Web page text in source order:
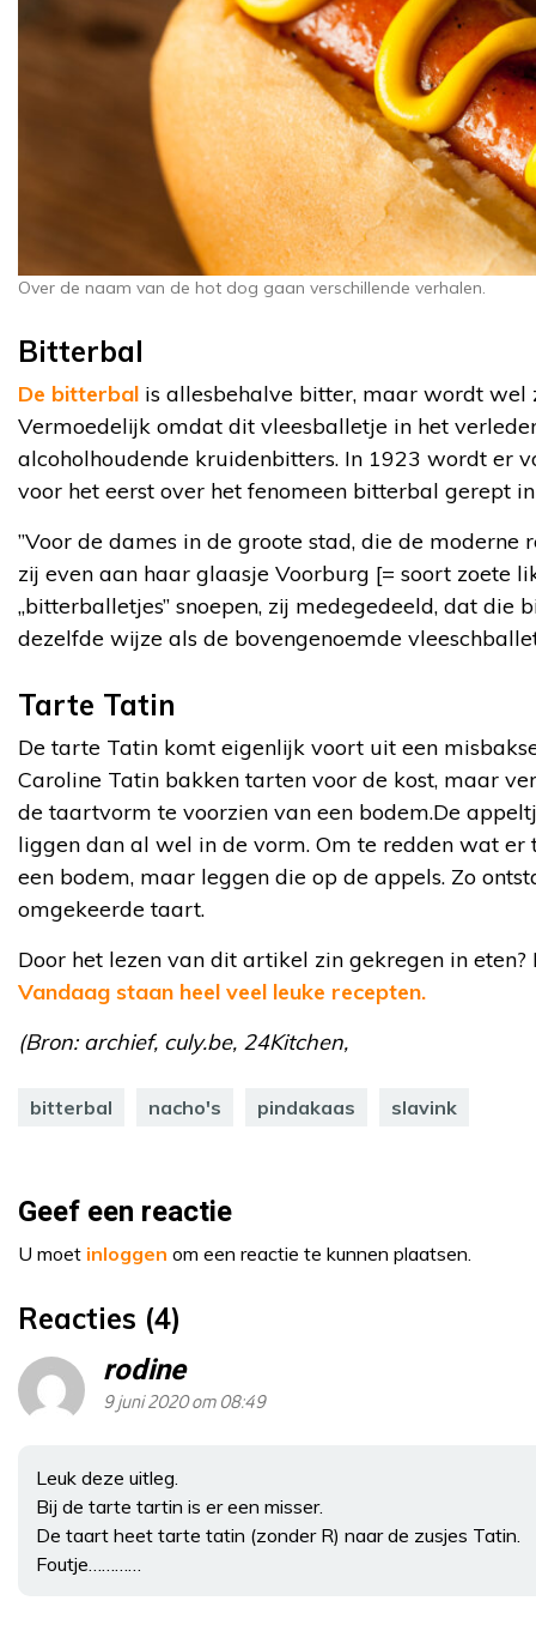
Over de naam van de hot dog gaan verschillende verhalen.
Bitterbal
De bitterbal is allesbehalve bitter, maar wordt wel
Vermoedelijk omdat dit vleesballetje in het
alcoholhoudende kruidenbitters. In 1923 wordt er
voor het eerst over het fenomeen bitterbal gerept
”Voor de dames in de groote stad, die de moderne
zij even aan haar glaasje Voorburg [= soort zoete
„bitterballetjes” snoepen, zij medegedeeld, dat die
dezelfde wijze als de bovengenoemde
Tarte Tatin
De tarte Tatin komt eigenlijk voort uit een
Caroline Tatin bakken tarten voor de kost, maar
de taartvorm te voorzien van een bodem.De
liggen dan al wel in de vorm. Om te redden wat
een bodem, maar leggen die op de appels. Zo
omgekeerde taart.
Door het lezen van dit artikel zin gekregen in
Vandaag staan heel veel leuke recepten.
(Bron: archief, culy.be, 24Kitchen,
bitterbal nacho's pindakaas slavink
Geef een reactie
U moet inloggen om een reactie te kunnen plaatsen.
Reacties (4)
rodine
9 juni 2020 om 08:49
Leuk deze uitleg.
Bij de tarte tartin is er een misser.
De taart heet tarte tatin (zonder R) naar de zusjes Tatin.
Foutje…………